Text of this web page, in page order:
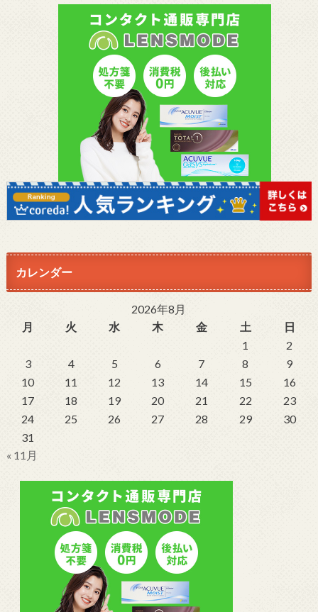
カレンダー
2026年8月
月
火 水 木 金 土
日
1
2
3
4 5 6 7 8
9
10
11 12 13 14 15
16
17
18 19 20 21 22
23
24
25 26 27 28 29
30
31
« 11月